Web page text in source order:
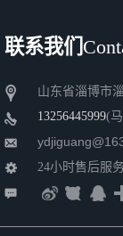
联系我们
山东省淄博市
13256445999(
24小时售后服务